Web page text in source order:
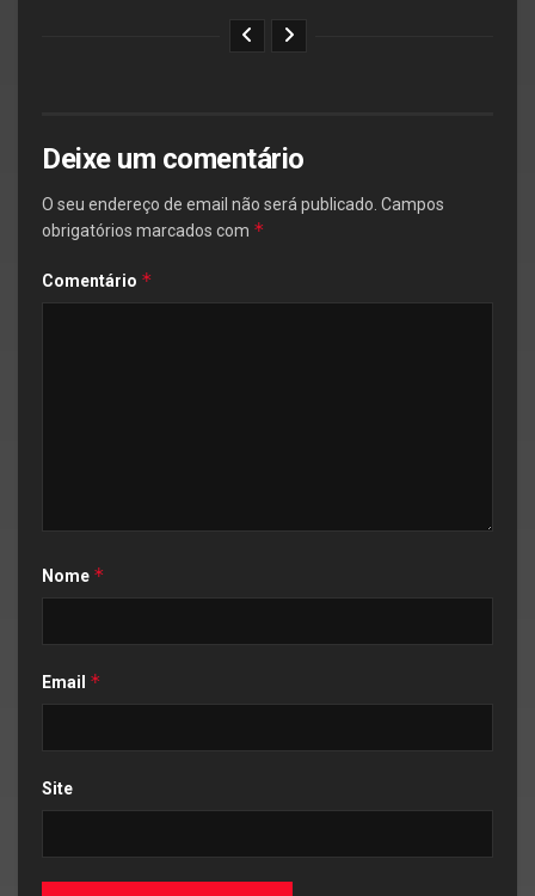
Deixe um comentário
O seu endereço de email não será publicado. Campos
obrigatórios marcados com *
Comentário *
Nome *
Email *
Site